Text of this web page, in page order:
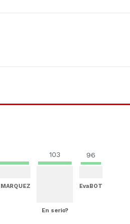
103
En serio?
96
EvaBOT